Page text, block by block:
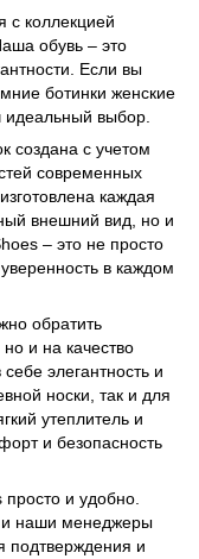
с коллекцией
обувь – это
Если вы
ботинки женские
выбор.
создана с учетом
современных
каждая
внешний вид, но и
– это не просто
в каждом
обратить
и на качество
элегантность и
носки, так и для
утеплитель и
и безопасность
и удобно.
и наши менеджеры
подтверждения и